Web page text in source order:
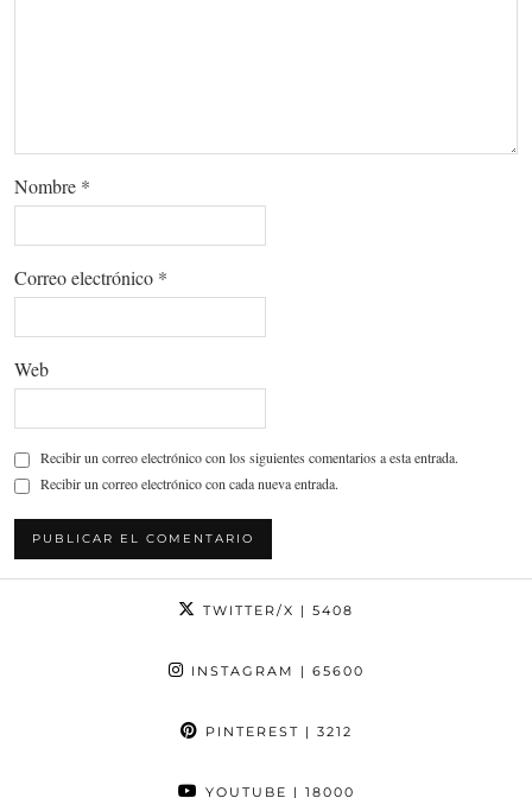
Nombre *
Correo electrónico *
Web
Recibir un correo electrónico con los siguientes comentarios a esta entrada.
Recibir un correo electrónico con cada nueva entrada.
TWITTER/X | 5408
INSTAGRAM | 65600
PINTEREST | 3212
YOUTUBE | 18000